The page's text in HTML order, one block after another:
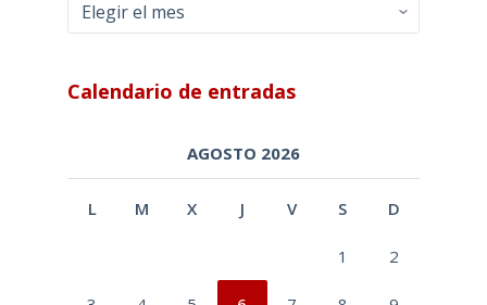
Calendario de entradas
AGOSTO 2026
L M X J V S D
1 2